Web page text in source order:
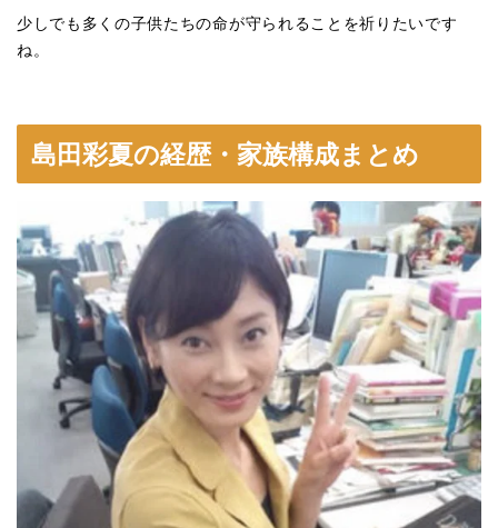
少しでも多くの子供たちの命が守られることを祈りたいです
ね。
島田彩夏の経歴・家族構成まとめ